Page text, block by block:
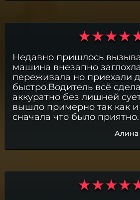
Недавно пришлось
машина внезапно
переживала но приехали
быстро.Водитель всё
аккуратно без лишней
вышло примерно так как и
сначала что было приятно.
Алина